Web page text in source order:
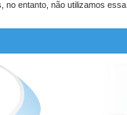
no entanto, não utilizamos